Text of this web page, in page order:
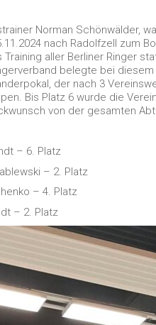
Norman Schönwälder,
nach Radolfzell zum
aller Berliner Ringer
belegte bei
der nach 3
Bis Platz 6 wurde die
von der gesamten
– 6. Platz
– 2. Platz
– 4. Platz
– 2. Platz